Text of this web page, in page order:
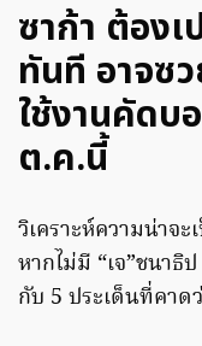
ซาก้า ต้อง
ทันที อาจซ
ใช้งานคัดบ
ต.ค.นี้
วิเคราะห์ความน่าจ
หากไม่มี “เจ”ชนาธิ
กับ 5 ประเด็นที่คาด